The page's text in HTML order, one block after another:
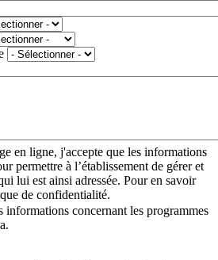
en ligne, j'accepte que les informations
permettre à l’établissement de gérer et
lui est ainsi adressée. Pour en savoir
de confidentialité.
informations concernant les programmes